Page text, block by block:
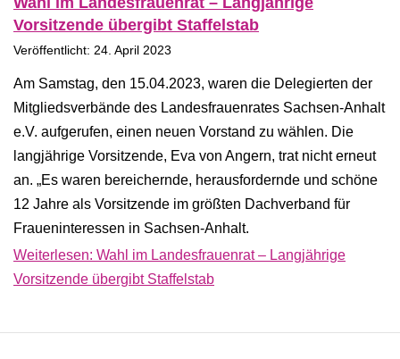
Vorsitzende übergibt Staffelstab
Veröffentlicht: 24. April 2023
Am Samstag, den 15.04.2023, waren die Delegierten der
Mitgliedsverbände des Landesfrauenrates Sachsen-Anhalt
e.V. aufgerufen, einen neuen Vorstand zu wählen. Die
langjährige Vorsitzende, Eva von Angern, trat nicht erneut
an. „Es waren bereichernde, herausfordernde und schöne
12 Jahre als Vorsitzende im größten Dachverband für
Fraueninteressen in Sachsen-Anhalt.
Weiterlesen: Wahl im Landesfrauenrat – Langjährige
Vorsitzende übergibt Staffelstab